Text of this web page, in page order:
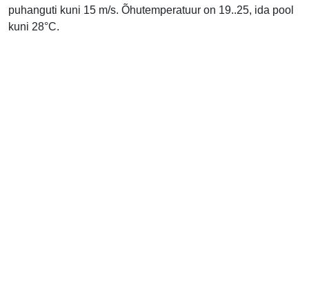
puhanguti kuni 15 m/s. Õhutemperatuur on 19..25, ida pool
kuni 28°C.